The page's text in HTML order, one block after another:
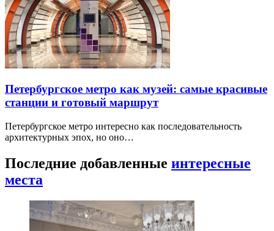
Петербургское метро как музей: самые красивые
станции и готовый маршрут
Петербургское метро интересно как последовательность
архитектурных эпох, но оно…
Последние добавленные интересные
места